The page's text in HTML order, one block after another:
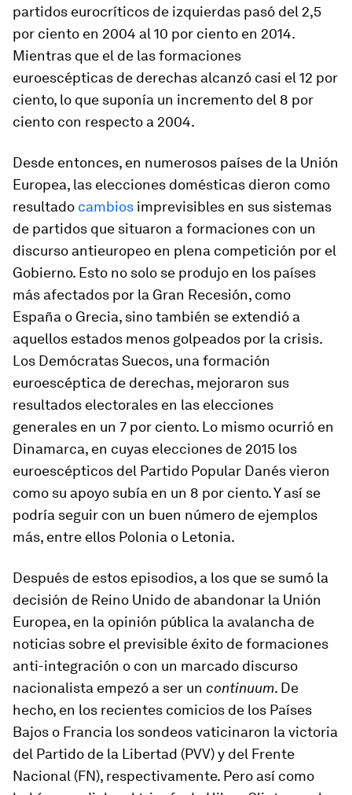
partidos eurocríticos de izquierdas pasó del 2,5
por ciento en 2004 al 10 por ciento en 2014.
Mientras que el de las formaciones
euroescépticas de derechas alcanzó casi el 12 por
ciento, lo que suponía un incremento del 8 por
ciento con respecto a 2004.
Desde entonces, en numerosos países de la Unión
Europea, las elecciones domésticas dieron como
resultado cambios imprevisibles en sus sistemas
de partidos que situaron a formaciones con un
discurso antieuropeo en plena competición por el
Gobierno. Esto no solo se produjo en los países
más afectados por la Gran Recesión, como
España o Grecia, sino también se extendió a
aquellos estados menos golpeados por la crisis.
Los Demócratas Suecos, una formación
euroescéptica de derechas, mejoraron sus
resultados electorales en las elecciones
generales en un 7 por ciento. Lo mismo ocurrió en
Dinamarca, en cuyas elecciones de 2015 los
euroescépticos del Partido Popular Danés vieron
como su apoyo subía en un 8 por ciento. Y así se
podría seguir con un buen número de ejemplos
más, entre ellos Polonia o Letonia.
Después de estos episodios, a los que se sumó la
decisión de Reino Unido de abandonar la Unión
Europea, en la opinión pública la avalancha de
noticias sobre el previsible éxito de formaciones
anti-integración o con un marcado discurso
nacionalista empezó a ser un continuum. De
hecho, en los recientes comicios de los Países
Bajos o Francia los sondeos vaticinaron la victoria
del Partido de la Libertad (PVV) y del Frente
Nacional (FN), respectivamente. Pero así como